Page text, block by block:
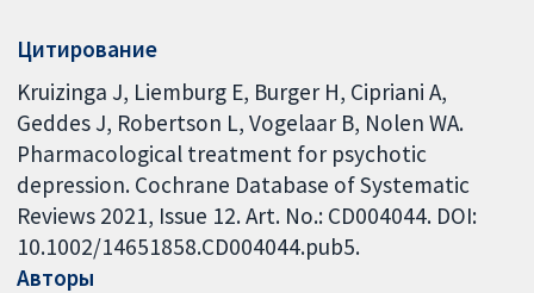
Цитирование
Kruizinga J, Liemburg E, Burger H, Cipriani A,
Geddes J, Robertson L, Vogelaar B, Nolen WA.
Pharmacological treatment for psychotic
depression. Cochrane Database of Systematic
Reviews 2021, Issue 12. Art. No.: CD004044. DOI:
10.1002/14651858.CD004044.pub5.
Авторы